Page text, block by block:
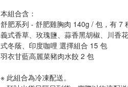
本組合含：
舒肥系列 - 舒肥雞胸肉 140g / 包，有 7
義式香草、玫瑰鹽、蒜香黑胡椒、川香
式冬蔭、印度咖哩 選擇組合 15 包
羽衣甘藍高麗菜豬肉水餃 2 包
※ 此組合為冷凍配送。